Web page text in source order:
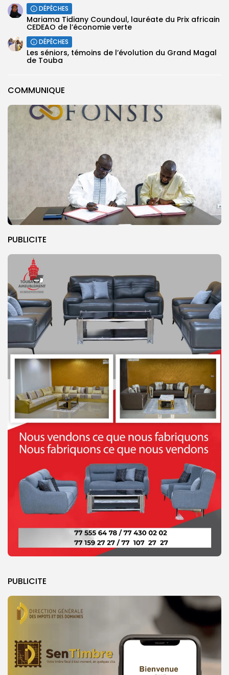
COMMUNIQUE
PUBLICITE
PUBLICITE
DÉPÊCHES
Mariama Tidiany Coundoul, lauréate du Prix africain
CEDEAO de l’économie verte
DÉPÊCHES
Les séniors, témoins de l’évolution du Grand Magal
de Touba